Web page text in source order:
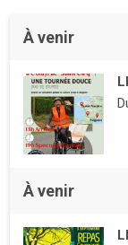
À venir
À venir